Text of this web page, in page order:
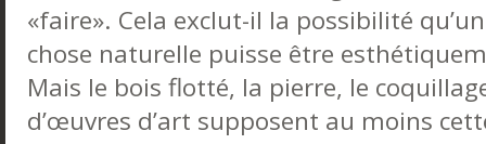
«faire». Cela exclut-il la possibilité
chose naturelle puisse être
Mais le bois flotté, la pierre, le
d’œuvres d’art supposent au moins